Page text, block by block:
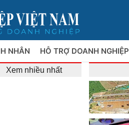
NHÂN HỖ TRỢ DOANH NGHIỆP
Xem nhiều nhất